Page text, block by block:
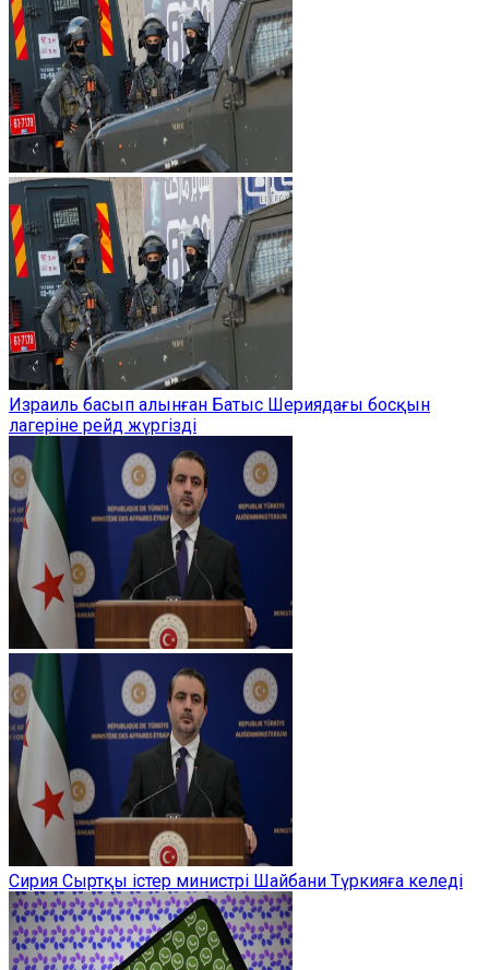
Израиль басып алынған Батыс Шериядағы босқын
лагеріне рейд жүргізді
Сирия Сыртқы істер министрі Шайбани Түркияға келеді